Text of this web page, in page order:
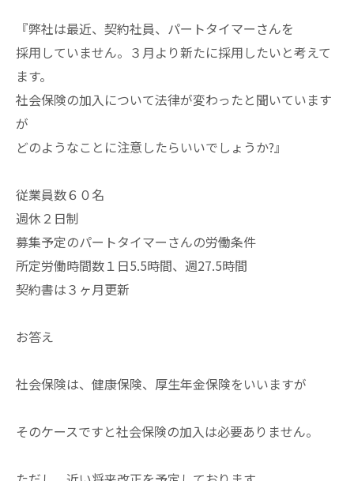
『弊社は最近、契約社員、パートタイマーさんを
採用していません。３月より新たに採用したいと考えて
ます。
社会保険の加入について法律が変わったと聞いています
が
どのようなことに注意したらいいでしょうか?』
従業員数６０名
週休２日制
募集予定のパートタイマーさんの労働条件
所定労働時間数１日5.5時間、週27.5時間
契約書は３ヶ月更新
お答え
社会保険は、健康保険、厚生年金保険をいいますが
そのケースですと社会保険の加入は必要ありません。